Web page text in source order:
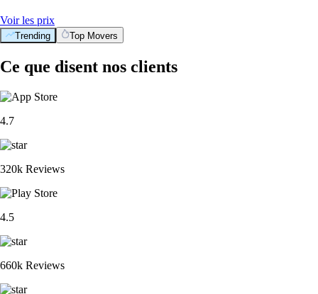
Voir les prix
Trending Top Movers
Ce que disent nos clients
4.7
320k Reviews
4.5
660k Reviews